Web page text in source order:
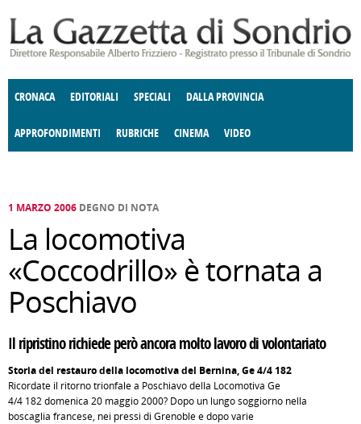
CRONACA EDITORIALI SPECIALI DALLA PROVINCIA
APPROFONDIMENTI
E SPETTACOLI POLITICA
RUBRICHE
DELLE IDEE FATTI DELLO SPIRITO
CINEMA VIDEO
1 MARZO 2006 DEGNO DI NOTA
La locomotiva
«Coccodrillo» è tornata a
Poschiavo
Il ripristino richiede però ancora molto lavoro di volontariato
Storia del restauro della locomotiva del Bernina, Ge 4/4 182
Ricordate il ritorno trionfale a Poschiavo della Locomotiva Ge
4/4 182 domenica 20 maggio 2000? Dopo un lungo soggiorno nella
boscaglia francese, nei pressi di Grenoble e dopo varie